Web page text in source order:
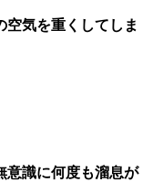
空気を重くしてしま
意識に何度も溜息が